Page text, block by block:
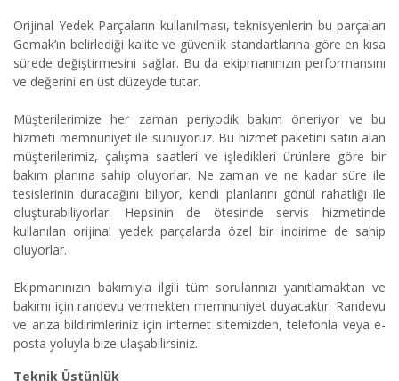
Orijinal Yedek Parçaların kullanılması, teknisyenlerin bu parçaları
Gemak’ın belirlediği kalite ve güvenlik standartlarına göre en kısa
sürede değiştirmesini sağlar. Bu da ekipmanınızın performansını
ve değerini en üst düzeyde tutar.
Müşterilerimize her zaman periyodik bakım öneriyor ve bu
hizmeti memnuniyet ile sunuyoruz. Bu hizmet paketini satın alan
müşterilerimiz, çalışma saatleri ve işledikleri ürünlere göre bir
bakım planına sahip oluyorlar. Ne zaman ve ne kadar süre ile
tesislerinin duracağını biliyor, kendi planlarını gönül rahatlığı ile
oluşturabiliyorlar. Hepsinin de ötesinde servis hizmetinde
kullanılan orijinal yedek parçalarda özel bir indirime de sahip
oluyorlar.
Ekipmanınızın bakımıyla ilgili tüm sorularınızı yanıtlamaktan ve
bakımı için randevu vermekten memnuniyet duyacaktır. Randevu
ve arıza bildirimleriniz için internet sitemizden, telefonla veya e-
posta yoluyla bize ulaşabilirsiniz.
Teknik Üstünlük